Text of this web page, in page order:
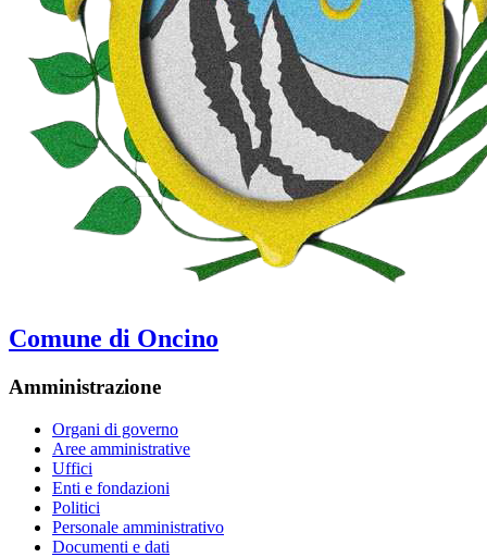
Comune di Oncino
Amministrazione
Organi di governo
Aree amministrative
Uffici
Enti e fondazioni
Politici
Personale amministrativo
Documenti e dati